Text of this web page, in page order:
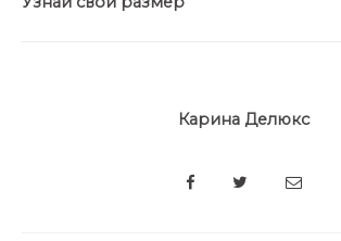
Карина Делюкс
SHARE